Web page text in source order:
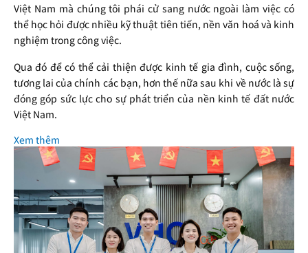
Việt Nam mà chúng tôi phái cử sang nước ngoài làm việc có
thể học hỏi được nhiều kỹ thuật tiên tiến, nền văn hoá và kinh
nghiệm trong công việc.
Qua đó để có thể cải thiện được kinh tế gia đình, cuộc sống,
tương lai của chính các bạn, hơn thế nữa sau khi về nước là sự
đóng góp sức lực cho sự phát triển của nền kinh tế đất nước
Việt Nam.
Xem thêm